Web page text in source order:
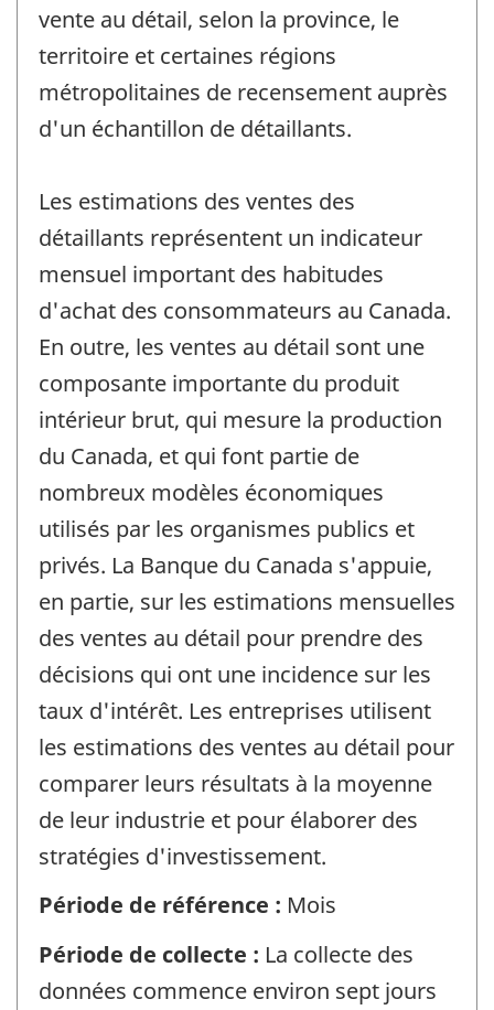
vente au détail, selon la province, le
territoire et certaines régions
métropolitaines de recensement auprès
d'un échantillon de détaillants.
Les estimations des ventes des
détaillants représentent un indicateur
mensuel important des habitudes
d'achat des consommateurs au Canada.
En outre, les ventes au détail sont une
composante importante du produit
intérieur brut, qui mesure la production
du Canada, et qui font partie de
nombreux modèles économiques
utilisés par les organismes publics et
privés. La Banque du Canada s'appuie,
en partie, sur les estimations mensuelles
des ventes au détail pour prendre des
décisions qui ont une incidence sur les
taux d'intérêt. Les entreprises utilisent
les estimations des ventes au détail pour
comparer leurs résultats à la moyenne
de leur industrie et pour élaborer des
stratégies d'investissement.
Période de référence : Mois
Période de collecte : La collecte des
données commence environ sept jours